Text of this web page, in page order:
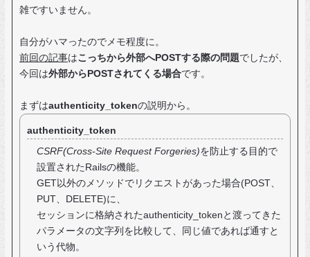
雑ですいません。
自分がハマったのでメモ程度に。
前回の記事はこっちから外部へPOSTする際の問題でしたが、
今回は外部からPOSTされてくる場合です。
まずはauthenticity_tokenの説明から。
authenticity_token
CSRF(Cross-Site Request Forgeries)を防止する目的で
設置されたRailsの機能。
GET以外のメソッドでリクエストがあった場合(POST、
PUT、DELETE)に、
セッションに格納されたauthenticity_tokenと渡ってきた
パラメータの文字列を比較して、同じ値であれば通すと
いう代物。